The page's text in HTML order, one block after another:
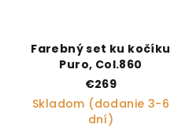
Farebný set ku kočíku
Puro, Col.860
€269
Skladom (dodanie 3-6
dní)